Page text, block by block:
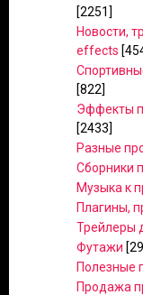
[2251]
Новости,
effects
[822]
Эффекты
[2433]
Разные
Сборники
Музыка к
Плагины,
Трейлеры
Футажи
Полезные
Продажа